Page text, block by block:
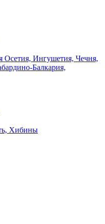
Осетия, Ингушетия, Чечня,
Балкария,
Хибины